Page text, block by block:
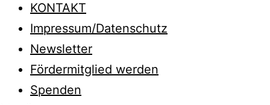
KONTAKT
Impressum/Datenschutz
Newsletter
Fördermitglied werden
Spenden